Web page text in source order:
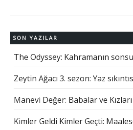
SON YAZILAR
The Odyssey: Kahramanın
Zeytin Ağacı 3. sezon: Yaz
Manevi Değer: Babalar ve Kızları
Kimler Geldi Kimler Geçti: